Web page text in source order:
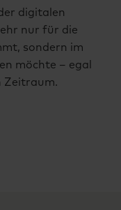
digitalen
nur für die
sondern im
möchte – egal
Zeitraum.